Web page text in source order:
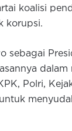
koalisi
korupsi.
sebagai
dalam
Polri,